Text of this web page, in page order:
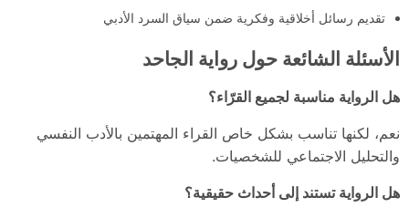
تقديم رسائل أخلاقية وفكرية ضمن سياق السرد الأدبي
الأسئلة الشائعة حول رواية الجاحد
هل الرواية مناسبة لجميع القرّاء؟
نعم، لكنها تناسب بشكل خاص القراء المهتمين بالأدب النفسي
والتحليل الاجتماعي للشخصيات.
هل الرواية تستند إلى أحداث حقيقية؟